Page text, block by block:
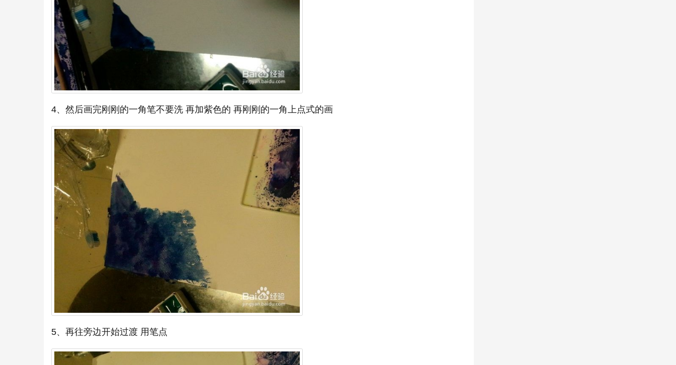
4、然后画完刚刚的一角笔不要洗 再加紫色的 再刚刚的一角上点式的画
5、再往旁边开始过渡 用笔点